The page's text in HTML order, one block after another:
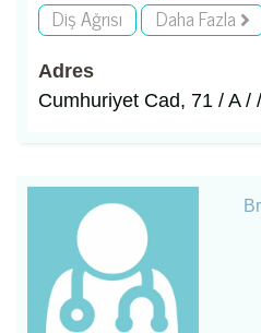
Diş Ağrısı
Daha Fazla
Adres
Cumhuriyet Cad, 71 / A / /